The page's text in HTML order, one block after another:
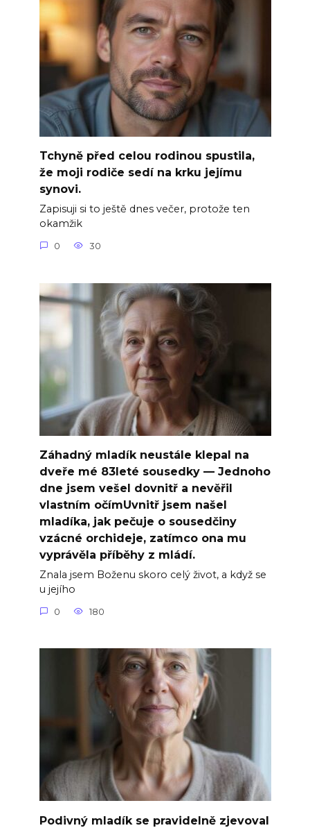
Tchyně před celou rodinou spustila,
že moji rodiče sedí na krku jejímu
synovi.
Zapisuji si to ještě dnes večer, protože ten
okamžik
0 30
Záhadný mladík neustále klepal na
dveře mé 83leté sousedky — Jednoho
dne jsem vešel dovnitř a nevěřil
vlastním očímUvnitř jsem našel
mladíka, jak pečuje o sousedčiny
vzácné orchideje, zatímco ona mu
vyprávěla příběhy z mládí.
Znala jsem Boženu skoro celý život, a když se
u jejího
0 180
Podivný mladík se pravidelně zjevoval